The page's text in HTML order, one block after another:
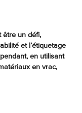
être un défi,
et l’étiquetage
en utilisant
en vrac,